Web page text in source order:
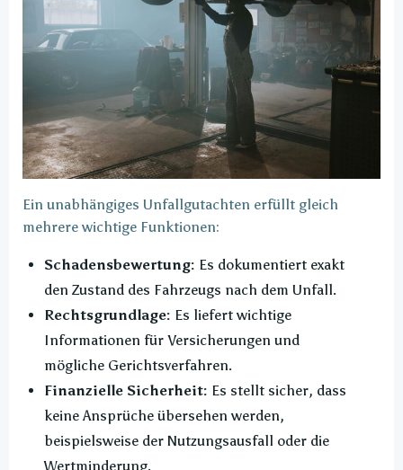
Ein unabhängiges Unfallgutachten erfüllt gleich
mehrere wichtige Funktionen:
Schadensbewertung: Es dokumentiert exakt
den Zustand des Fahrzeugs nach dem Unfall.
Rechtsgrundlage: Es liefert wichtige
Informationen für Versicherungen und
mögliche Gerichtsverfahren.
Finanzielle Sicherheit: Es stellt sicher, dass
keine Ansprüche übersehen werden,
beispielsweise der Nutzungsausfall oder die
Wertminderung.